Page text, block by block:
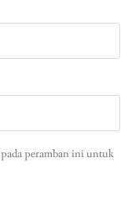
peramban ini untuk